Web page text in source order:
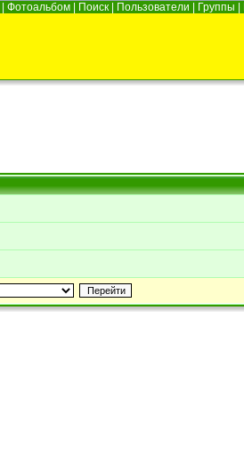
Фотоальбом Поиск Пользователи Группы